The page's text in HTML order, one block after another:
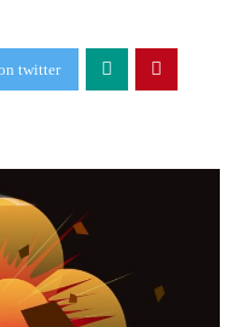
twitter